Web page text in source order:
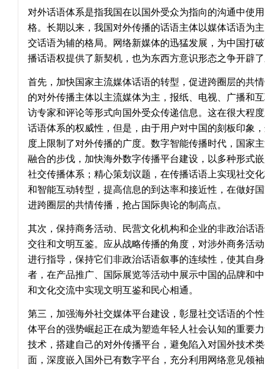
对外话语体系是指我国在以国外受众为指向的沟通中使
格。长期以来，我国对外传播的话语主体以媒体话语为
交话语为辅的格局。网络新媒体的迅猛发展，为中国打
播话语权提供了新契机，也为东西方意识形态之争开辟
首先，加快国家主流媒体话语的转型，促进跨圈层的共
的对外传播主体以主流媒体为主，报纸、电视、广播和
访专家和评论等形式向国外受众传递信息。这在很大程
话语体系的权威性，但是，由于用户对中国的刻板印象
度上限制了对外传播的广度。数字智能传播时代，国家
融合的步伐，加快海外数字传播平台建设，以多种形式
社交传播体系；精心策划议题，在传播话语上实现社交
和智能互动转型，提高信息的到达率和接近性，在做好
进跨圈层的共情传播，抢占国际舆论的制高点。
其次，保持商务活动、民营文化机构和企业的非政治话
交往和文明互鉴。应从战略传播的角度，对涉外商务活
进行指导，保持它们非政治话语叙事的连续性，使其自
者，在产品推广、国际展览等活动中展示中国的品牌和
和文化交流中实现文明互鉴和民心相通。
第三，加强海外社交媒体平台建设，彰显社交话语的个
体平台的强势崛起正在成为塑造年轻人社会认知的重要
技术，搭建自己的对外传播平台，避免陷入对国外技术
面，深度嵌入国外已有数字平台，充分利用网络意见领